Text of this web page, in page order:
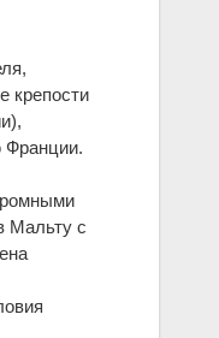
крепости
Франции.
Мальту с